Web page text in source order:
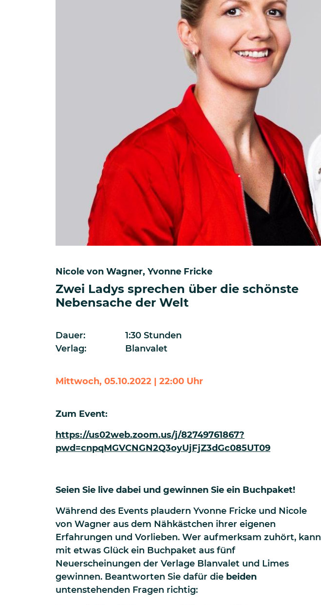
Nicole von Wagner Yvonne Fricke
Zwei Ladys sprechen über die schönste
Nebensache der Welt
Dauer:
1:30 Stunden
Verlag:
Blanvalet
Mittwoch, 05.10.2022 | 22:00 Uhr
Zum Event:
https://us02web.zoom.us/j/82749761867?
pwd=cnpqMGVCNGN2Q3oyUjFjZ3dGc085UT09
Seien Sie live dabei und gewinnen Sie ein Buchpaket!
Während des Events plaudern Yvonne Fricke und Nicole
von Wagner aus dem Nähkästchen ihrer eigenen
Erfahrungen und Vorlieben. Wer aufmerksam zuhört, kann
mit etwas Glück ein Buchpaket aus fünf
Neuerscheinungen der Verlage Blanvalet und Limes
gewinnen. Beantworten Sie dafür die beiden
untenstehenden Fragen richtig: